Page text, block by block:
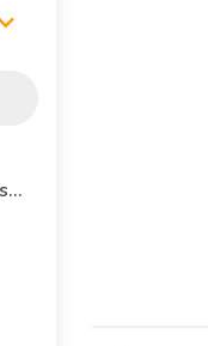
Ankara Sosyal Bilimler Üniversitesi